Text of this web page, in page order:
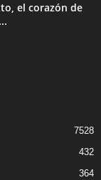
el corazón de
7528
432
364